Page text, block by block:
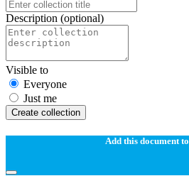
Description (optional)
Visible to
Everyone
Just me
Create collection
Add this document